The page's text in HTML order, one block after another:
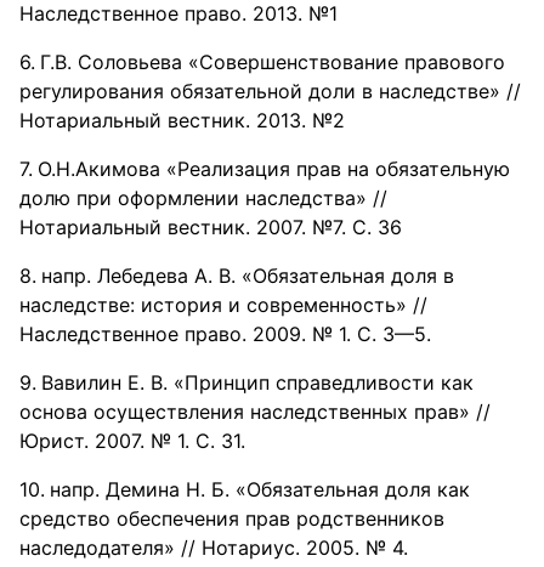
Наследственное право. 2013. №1
Г.В. Соловьева «Совершенствование правового
регулирования обязательной доли в наследстве» //
Нотариальный вестник. 2013. №2
О.Н.Акимова «Реализация прав на обязательную
долю при оформлении наследства» //
Нотариальный вестник. 2007. №7. С. 36
напр. Лебедева А. В. «Обязательная доля в
наследстве: история и современность» //
Наследственное право. 2009. № 1. С. 3—5.
Вавилин Е. В. «Принцип справедливости как
основа осуществления наследственных прав» //
Юрист. 2007. № 1. С. 31.
напр. Демина Н. Б. «Обязательная доля как
средство обеспечения прав родственников
наследодателя» // Нотариус. 2005. № 4.